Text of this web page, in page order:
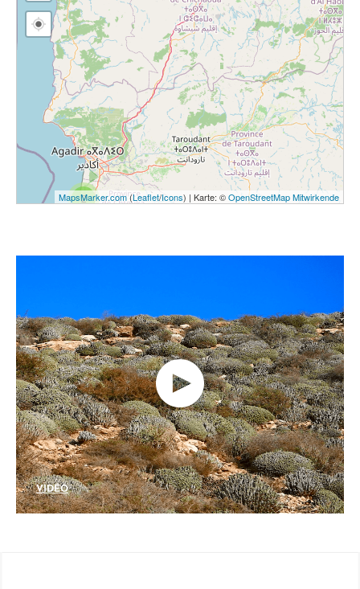
2
MapsMarker.com(Leaflet/Icons) | Karte: ©OpenStreetMap Mitwirkende
VIDÉO